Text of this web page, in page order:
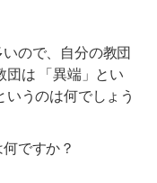
ので、自分の教団
団は 「異端」とい
いうのは何でしょう
ですか？